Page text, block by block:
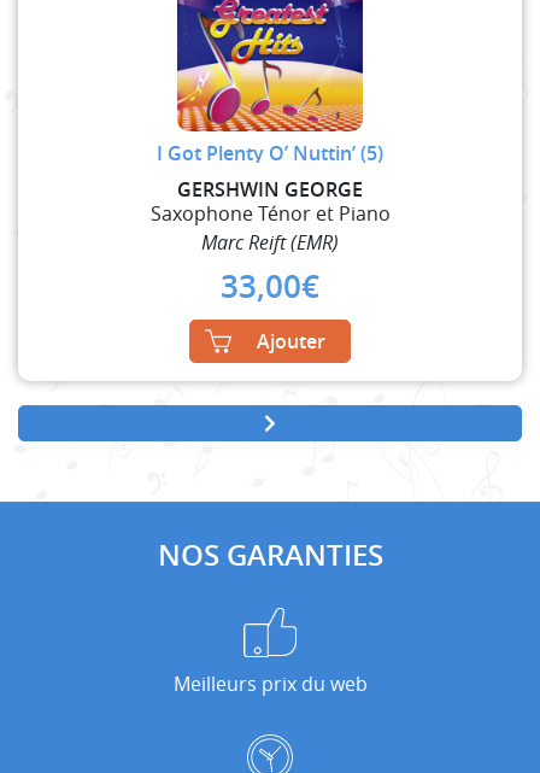
I Got Plenty O’ Nuttin’ (5)
GERSHWIN GEORGE
Saxophone Ténor et Piano
Marc Reift (EMR)
33,00€
Ajouter
NOS GARANTIES
Meilleurs prix du web